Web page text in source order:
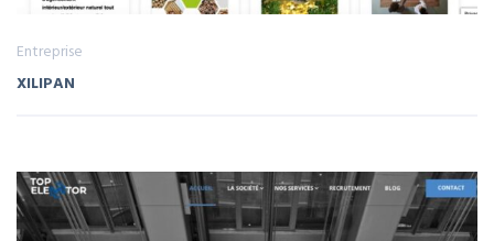
Entreprise
XILIPAN